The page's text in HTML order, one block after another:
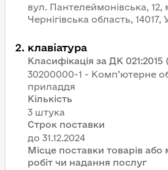
вул. Пантелеймонівська, 12,
Чернігівська область, 14017,
2. клавіатура
Класифікація за ДК 021:2015
30200000-1 - Комп’ютерне
приладдя
Кількість
3 штука
Строк поставки
Місце поставки товарів або
робіт чи надання послуг